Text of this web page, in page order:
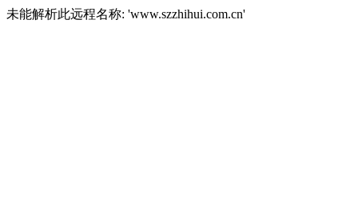
未能解析此远程名称: 'www.szzhihui.com.cn'